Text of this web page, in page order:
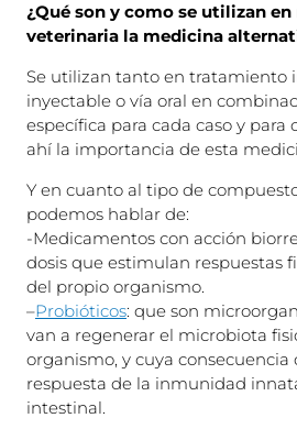
¿Qué son y como se utilizan
veterinaria la medicina
Se utilizan tanto en tratamiento
inyectable o vía oral en
específica para cada caso y para
ahí la importancia de esta
Y en cuanto al tipo de
podemos hablar de:
-Medicamentos con acción
dosis que estimulan respuestas
del propio organismo.
–Probióticos: que son
van a regenerar el microbiota
organismo, y cuya consecuencia
respuesta de la inmunidad
intestinal.